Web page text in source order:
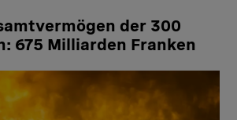
teilen
der 300
675 Milliarden Franken